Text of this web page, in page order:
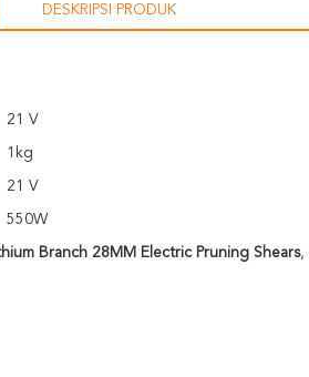
DESKRIPSI PRODUK
21 V
1kg
21 V
550W
Branch 28MM Electric Pruning Shears,